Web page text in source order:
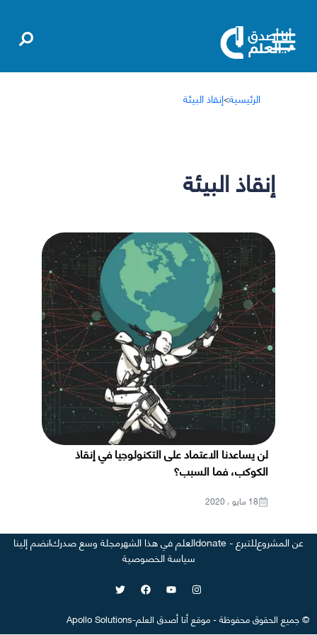
الرئيسية>إنقاذ البيئة
إنقاذ البيئة
لن يساعدنا الاعتماد على التكنولوجيا في إنقاذ
الكوكب، فما السبب؟
18 مايو ، 2020
عن المشروعللتبرع - donate العلم في هذا الشهرمجلة وسع صدركانضم إلينا
سياسة الخصوصية
©جميع الحقوق محفوظة-موقعأنا أصدق العلم-
Apollo Solutions